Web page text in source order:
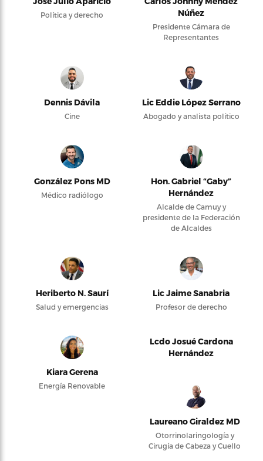
Política y derecho
Núñez
Presidente Cámara de
Representantes
Dennis Dávila
Cine
Lic Eddie López Serrano
Abogado y analista político
González Pons MD
Médico radiólogo
Hon. Gabriel “Gaby”
Hernández
Alcalde de Camuy y
presidente de la Federación
de Alcaldes
Heriberto N. Saurí
Salud y emergencias
Lic Jaime Sanabria
Profesor de derecho
Kiara Gerena
Energía Renovable
Lcdo Josué Cardona
Hernández
Laureano Giraldez MD
Otorrinolaringología y
Cirugía de Cabeza y Cuello